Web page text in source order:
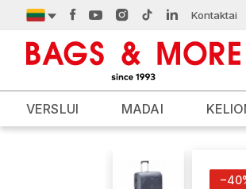
Kontaktai
VERSLUI MADAI